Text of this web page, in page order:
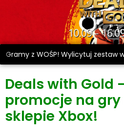
Deals with Gold
promocje na
sklepie Xbox!